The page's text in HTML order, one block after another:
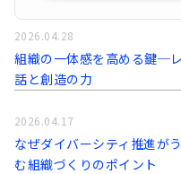
組織の一体感を高める鍵─
話と創造の力
2026.04.28
なぜダイバーシティ推進が
む組織づくりのポイント
2026.04.17